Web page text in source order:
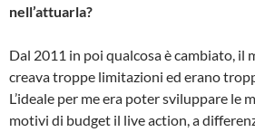
nell’attuarla?
Dal 2011 in poi qualcosa è cambiato, il
creava troppe limitazioni ed erano
L’ideale per me era poter sviluppare le
motivi di budget il live action, a